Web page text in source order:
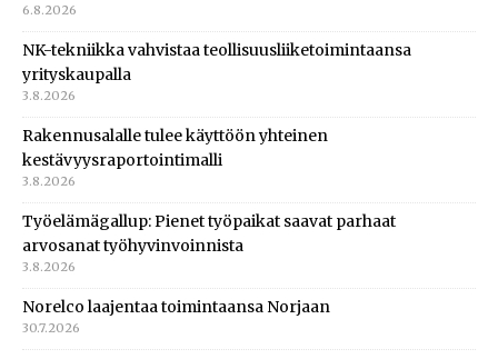
6.8.2026
NK-tekniikka vahvistaa teollisuusliiketoimintaansa
yrityskaupalla
3.8.2026
Rakennusalalle tulee käyttöön yhteinen
kestävyysraportointimalli
3.8.2026
Työelämägallup: Pienet työpaikat saavat parhaat
arvosanat työhyvinvoinnista
3.8.2026
Norelco laajentaa toimintaansa Norjaan
30.7.2026